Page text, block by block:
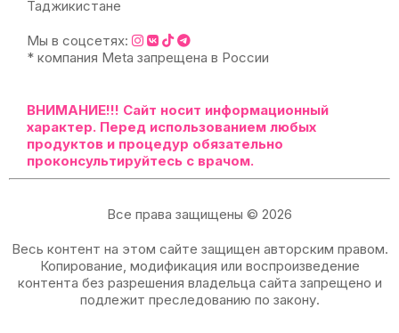
Таджикистане
Мы в соцсетях:
* компания Meta запрещена в России
ВНИМАНИЕ!!! Сайт носит информационный
характер. Перед использованием любых
продуктов и процедур обязательно
проконсультируйтесь с врачом.
Все права защищены © 2026
Весь контент на этом сайте защищен авторским правом.
Копирование, модификация или воспроизведение
контента без разрешения владельца сайта запрещено и
подлежит преследованию по закону.